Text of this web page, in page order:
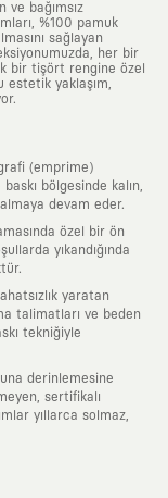
ve bağımsız
%100 pamuk
sağlayan
her bir
bir tişört rengine özel
estetik yaklaşım,
(emprime)
bölgesinde kalın,
devam eder.
özel bir ön
yıkandığında
yaratan
talimatları ve beden
tekniğiyle
derinlemesine
sertifikalı
yıllarca solmaz,